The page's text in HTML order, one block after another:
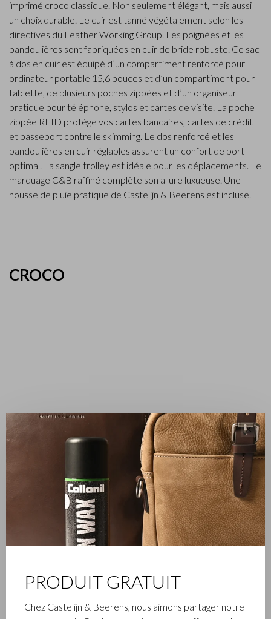
imprimé croco classique. Non seulement élégant, mais aussi
un choix durable. Le cuir est tanné végétalement selon les
directives du Leather Working Group. Les poignées et les
bandoulières sont fabriquées en cuir de bride robuste. Ce sac
à dos en cuir est équipé d’un compartiment renforcé pour
ordinateur portable 15,6 pouces et d’un compartiment pour
tablette, de plusieurs poches zippées et d’un organiseur
pratique pour téléphone, stylos et cartes de visite. La poche
zippée RFID protège vos cartes bancaires, cartes de crédit
et passeport contre le skimming. Le dos renforcé et les
bandoulières en cuir réglables assurent un confort de port
optimal. La sangle trolley est idéale pour les déplacements. Le
marquage C&B raffiné complète son allure luxueuse. Une
housse de pluie pratique de Castelijn & Beerens est incluse.
CROCO
ENTREPRISE FAMILIALE
L’entreprise Castelijn & Beerens, établie à Waalwijk, est une
✕
PRODUIT GRATUIT
Chez Castelijn & Beerens, nous aimons partager notre